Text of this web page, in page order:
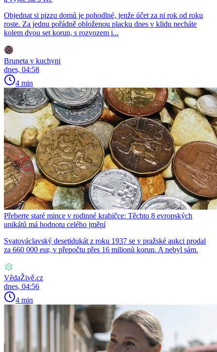
Objednat si pizzu domů je pohodlné, jenže účet za ni rok od roku
roste. Za jednu pořádně obloženou placku dnes v klidu necháte
kolem dvou set korun, s rozvozem i...
Bruneta v kuchyni
dnes, 04:58
4 min
Přeberte staré mince v rodinné krabičce: Těchto 8 evropských
unikátů má hodnotu celého jmění
Svatováclavský desetidukát z roku 1937 se v pražské aukci prodal
za 660 000 eur, v přepočtu přes 16 milionů korun. A nebyl sám.
VědaŽivě.cz
dnes, 04:56
4 min